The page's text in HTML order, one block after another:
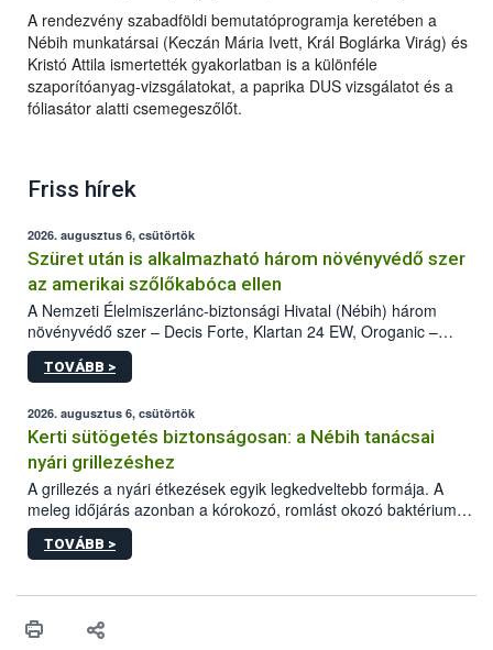
A rendezvény szabadföldi bemutatóprogramja keretében a
Nébih munkatársai (Keczán Mária Ivett, Král Boglárka Virág) és
Kristó Attila ismertették gyakorlatban is a különféle
szaporítóanyag-vizsgálatokat, a paprika DUS vizsgálatot és a
fóliasátor alatti csemegeszőlőt.
Friss hírek
2026. augusztus 6, csütörtök
Szüret után is alkalmazható három növényvédő szer
az amerikai szőlőkabóca ellen
A Nemzeti Élelmiszerlánc-biztonsági Hivatal (Nébih) három
növényvédő szer – Decis Forte, Klartan 24 EW, Oroganic –
engedélyokiratát módosította, így azok a szüretet követően,
egészen a vesszőérettség (BBCH 91) stádiumáig
érésű szőlőkben is legyen lehetőség a károsító elleni további
védekezésre. Az Oroganic készítmény kis kiszerelésben kiskerti
felhasználók számára is elérhető és ökológiai termesztésben is
engedélyezett.
TOVÁBB >
2026. augusztus 6, csütörtök
Kerti sütögetés biztonságosan: a Nébih tanácsai
nyári grillezéshez
A grillezés a nyári étkezések egyik legkedveltebb formája. A
meleg időjárás azonban a kórokozó, romlást okozó baktériumok
gyorsabb szaporodásának is kedvez. A szabadtéri sütögetés
ezért nem csupán a megfelelő sütési technikáról szól: legalább
higiéniai szabályok betartása, a megfelelő hőkezelés, valamint a
biztonsági Hivatal (Nébih) Oktatási Programja összegyűjtötte a
TOVÁBB >